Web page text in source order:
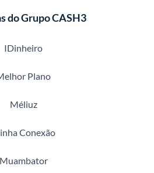
do Grupo CASH3
IDinheiro
Plano
Méliuz
Conexão
Muambator